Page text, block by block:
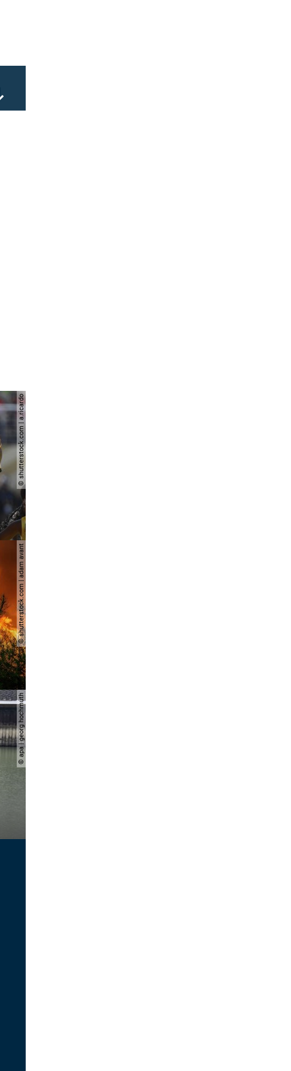
© shutterstock.com | a.ricardo
© shutterstock.com | adam avant
© apa | georg hochmuth